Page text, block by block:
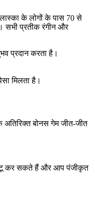
के लोगों के पास 70 से
सभी प्रतीक रंगीन और
प्रदान करता है।
मिलता है।
बोनस गेम जीत-जीत
कर सकते हैं और आप पंजीकृत